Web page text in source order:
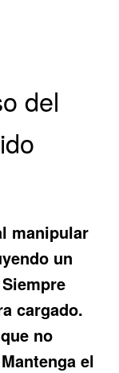
del
manipular
un
cargado.
no
el